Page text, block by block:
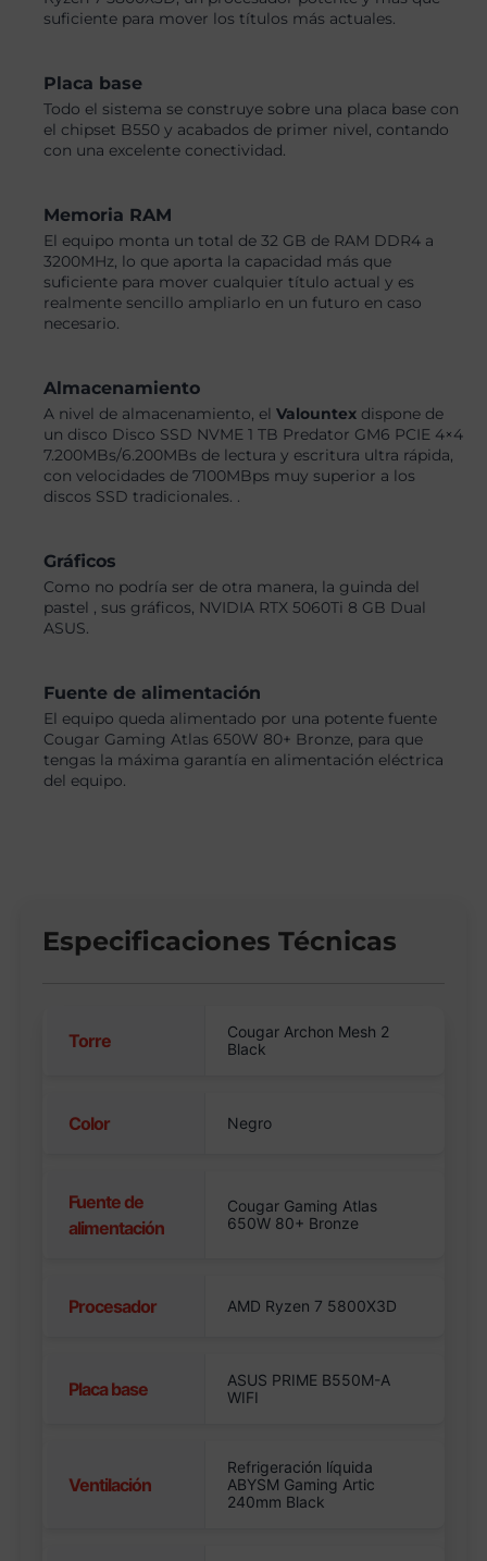
suficiente para mover los títulos más actuales.
Placa base
Todo el sistema se construye sobre una placa base con
el chipset B550 y acabados de primer nivel, contando
con una excelente conectividad.
Memoria RAM
El equipo monta un total de 32 GB de RAM DDR4 a
3200MHz, lo que aporta la capacidad más que
suficiente para mover cualquier título actual y es
realmente sencillo ampliarlo en un futuro en caso
necesario.
Almacenamiento
A nivel de almacenamiento, elValountex dispone de
un disco Disco SSD NVME 1 TB Predator GM6 PCIE 4×4
7.200MBs/6.200MBs de lectura y escritura ultra rápida,
con velocidades de 7100MBps muy superior a los
discos SSD tradicionales. .
Gráficos
Como no podría ser de otra manera, la guinda del
pastel , sus gráficos, NVIDIA RTX 5060Ti 8 GB Dual
ASUS.
Fuente de alimentación
El equipo queda alimentado por una potente fuente
Cougar Gaming Atlas 650W 80+ Bronze, para que
tengas la máxima garantía en alimentación eléctrica
del equipo.
Especificaciones Técnicas
Torre
Cougar Archon Mesh 2
Black
Color Negro
Fuente de
alimentación
Cougar Gaming Atlas
650W 80+ Bronze
Procesador AMD Ryzen 7 5800X3D
Placa base
ASUS PRIME B550M-A
WIFI
Ventilación
Refrigeración líquida
ABYSM Gaming Artic
240mm Black